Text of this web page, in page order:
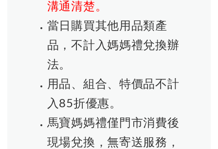
溝通清楚。
當日購買其他用品類產
品，不計入媽媽禮兌換辦
法。
用品、組合、特價品不計
入85折優惠。
馬寶媽媽禮僅門市消費後
現場兌換，無寄送服務，